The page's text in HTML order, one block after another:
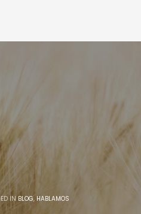
IN BLOG, HABLAMOS